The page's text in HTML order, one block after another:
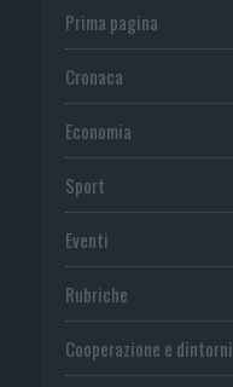
Prima pagina
Cronaca
Economia
Sport
Eventi
Rubriche
Cooperazione e dintorni